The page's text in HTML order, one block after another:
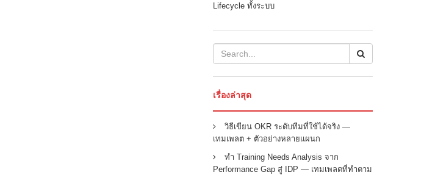
Lifecycle ทั้งระบบ
เรื่องล่าสุด
วิธีเขียน OKR ระดับทีมที่ใช้ได้จริง —
เทมเพลต + ตัวอย่างหลายแผนก
ทำ Training Needs Analysis จาก
Performance Gap สู่ IDP — เทมเพลตที่ทำตาม